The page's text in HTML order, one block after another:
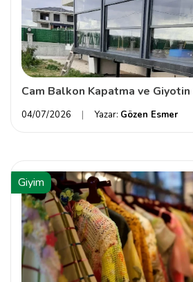
Cam Balkon Kapatma ve Giyotin
04/07/2026 Yazar: Gözen Esmer
Giyim